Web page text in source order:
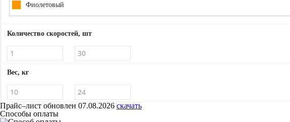
Фиолетовый
Количество скоростей, шт
Вес, кг
Прайс–лист обновлен 07.08.2026 скачать
Способы оплаты